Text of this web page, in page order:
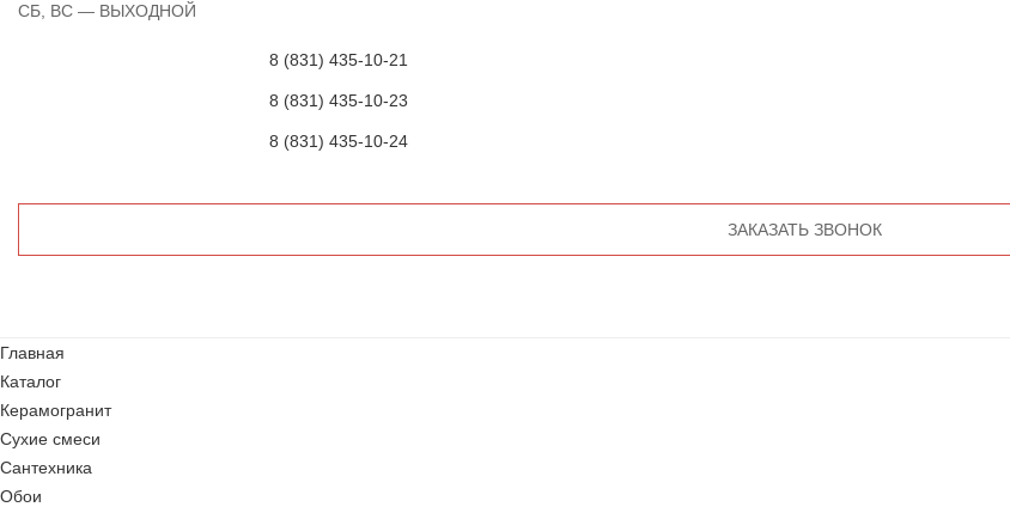
СБ, ВС — ВЫХОДНОЙ
8 (831) 435-10-21
8 (831) 435-10-23
8 (831) 435-10-24
ЗАКАЗАТЬ ЗВОНОК
Главная
Каталог
Керамогранит
Сухие смеси
Сантехника
Обои